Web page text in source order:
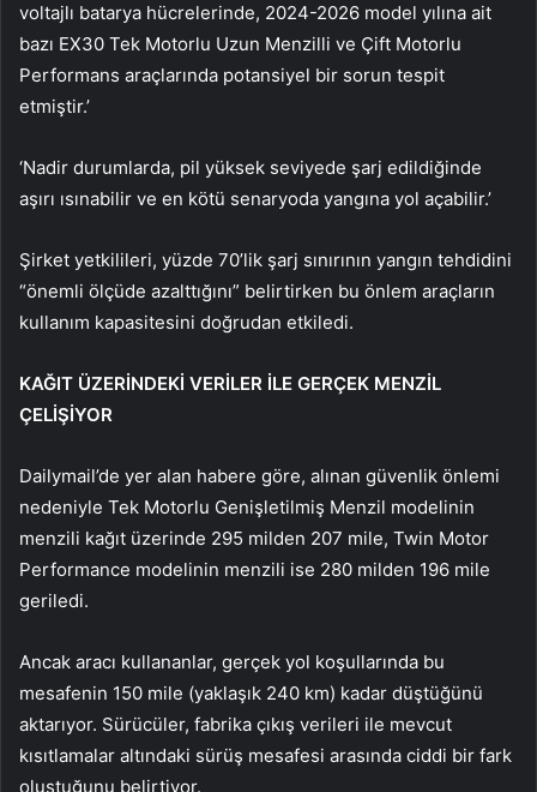
voltajlı batarya hücrelerinde, 2024-2026 model yılına ait
bazı EX30 Tek Motorlu Uzun Menzilli ve Çift Motorlu
Performans araçlarında potansiyel bir sorun tespit
etmiştir.’
‘Nadir durumlarda, pil yüksek seviyede şarj edildiğinde
aşırı ısınabilir ve en kötü senaryoda yangına yol açabilir.’
Şirket yetkilileri, yüzde 70’lik şarj sınırının yangın tehdidini
“önemli ölçüde azalttığını” belirtirken bu önlem araçların
kullanım kapasitesini doğrudan etkiledi.
KAĞIT ÜZERİNDEKİ VERİLER İLE GERÇEK MENZİL
ÇELİŞİYOR
Dailymail’de yer alan habere göre, alınan güvenlik önlemi
nedeniyle Tek Motorlu Genişletilmiş Menzil modelinin
menzili kağıt üzerinde 295 milden 207 mile, Twin Motor
Performance modelinin menzili ise 280 milden 196 mile
geriledi.
Ancak aracı kullananlar, gerçek yol koşullarında bu
mesafenin 150 mile (yaklaşık 240 km) kadar düştüğünü
aktarıyor. Sürücüler, fabrika çıkış verileri ile mevcut
kısıtlamalar altındaki sürüş mesafesi arasında ciddi bir fark
oluştuğunu belirtiyor.